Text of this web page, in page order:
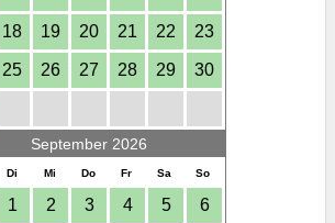
18 19 20 21 22 23
25 26 27 28 29 30
September 2026
Di Mi Do Fr Sa So
1 2 3 4 5 6